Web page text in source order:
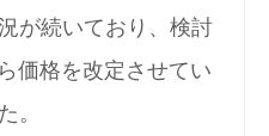
が続いており、検討
価格を改定させてい
。